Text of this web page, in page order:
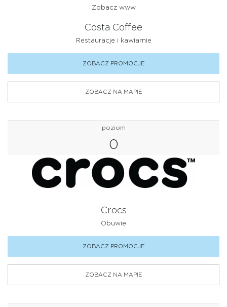
Zobacz www
Costa Coffee
Restauracje i kawiarnie
ZOBACZ PROMOCJE
ZOBACZ NA MAPIE
poziom
0
Crocs
Obuwie
ZOBACZ PROMOCJE
ZOBACZ NA MAPIE